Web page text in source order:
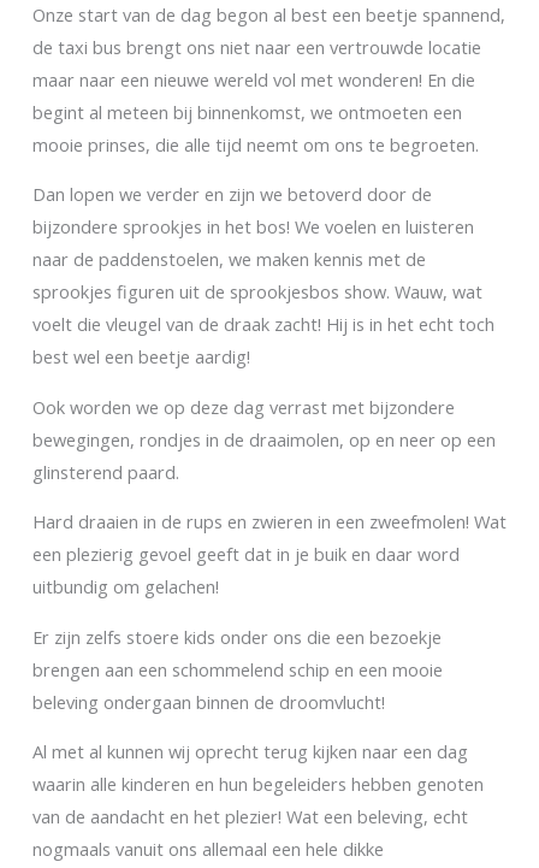
Onze start van de dag begon al best een beetje spannend,
de taxi bus brengt ons niet naar een vertrouwde locatie
maar naar een nieuwe wereld vol met wonderen! En die
begint al meteen bij binnenkomst, we ontmoeten een
mooie prinses, die alle tijd neemt om ons te begroeten.
Dan lopen we verder en zijn we betoverd door de
bijzondere sprookjes in het bos! We voelen en luisteren
naar de paddenstoelen, we maken kennis met de
sprookjes figuren uit de sprookjesbos show. Wauw, wat
voelt die vleugel van de draak zacht! Hij is in het echt toch
best wel een beetje aardig!
Ook worden we op deze dag verrast met bijzondere
bewegingen, rondjes in de draaimolen, op en neer op een
glinsterend paard.
Hard draaien in de rups en zwieren in een zweefmolen! Wat
een plezierig gevoel geeft dat in je buik en daar word
uitbundig om gelachen!
Er zijn zelfs stoere kids onder ons die een bezoekje
brengen aan een schommelend schip en een mooie
beleving ondergaan binnen de droomvlucht!
Al met al kunnen wij oprecht terug kijken naar een dag
waarin alle kinderen en hun begeleiders hebben genoten
van de aandacht en het plezier! Wat een beleving, echt
nogmaals vanuit ons allemaal een hele dikke